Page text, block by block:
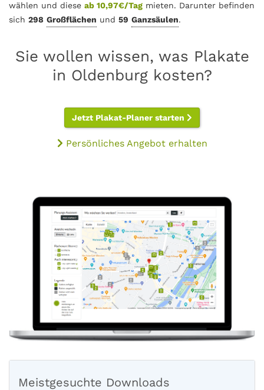
wählen und diese ab 10,97€/Tag mieten. Darunter befinden
sich 298 Großflächen und 59 Ganzsäulen.
Sie wollen wissen, was Plakate
in Oldenburg kosten?
Jetzt Plakat-Planer starten
Persönliches Angebot erhalten
Meistgesuchte Downloads